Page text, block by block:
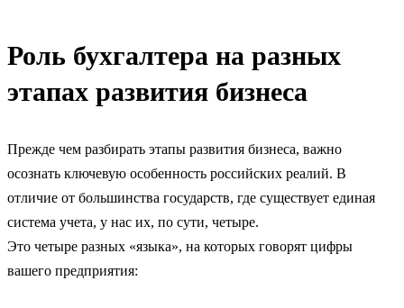
Роль бухгалтера на разных
этапах развития бизнеса
Прежде чем разбирать этапы развития бизнеса, важно
осознать ключевую особенность российских реалий. В
отличие от большинства государств, где существует единая
система учета, у нас их, по сути, четыре.
Это четыре разных «языка», на которых говорят цифры
вашего предприятия: